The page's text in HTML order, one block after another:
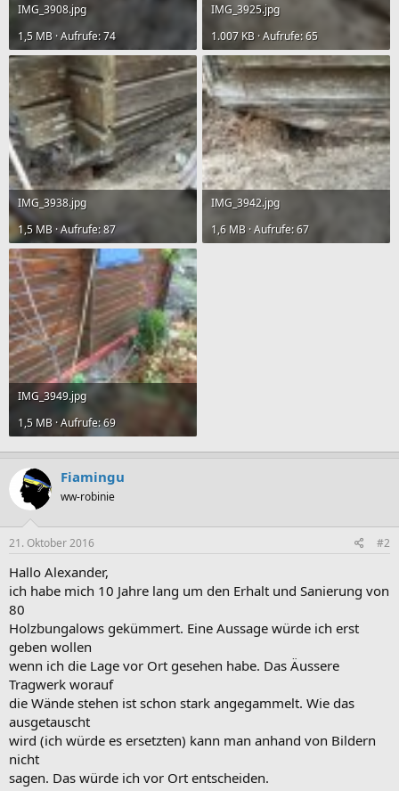
IMG_3908.jpg
1,5 MB · Aufrufe: 74
IMG_3925.jpg
1.007 KB · Aufrufe: 65
IMG_3938.jpg
1,5 MB · Aufrufe: 87
IMG_3942.jpg
1,6 MB · Aufrufe: 67
IMG_3949.jpg
1,5 MB · Aufrufe: 69
Fiamingu
ww-robinie
21. Oktober 2016 #2
Hallo Alexander,
ich habe mich 10 Jahre lang um den Erhalt und Sanierung von
80
Holzbungalows gekümmert. Eine Aussage würde ich erst
geben wollen
wenn ich die Lage vor Ort gesehen habe. Das Äussere
Tragwerk worauf
die Wände stehen ist schon stark angegammelt. Wie das
ausgetauscht
wird (ich würde es ersetzten) kann man anhand von Bildern
nicht
sagen. Das würde ich vor Ort entscheiden.